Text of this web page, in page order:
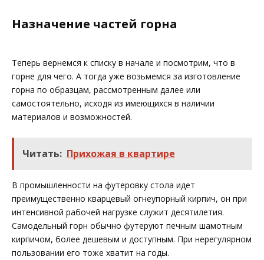
Назначение частей горна
Теперь вернемся к списку в начале и посмотрим, что в
горне для чего. А тогда уже возьмемся за изготовление
горна по образцам, рассмотренным далее или
самостоятельно, исходя из имеющихся в наличии
материалов и возможностей.
Читать: Прихожая в квартире
В промышленности на футеровку стола идет
преимущественно кварцевый огнеупорный кирпич, он при
интенсивной рабочей нагрузке служит десятилетия.
Самодельный горн обычно футеруют печным шамотным
кирпичом, более дешевым и доступным. При нерегулярном
пользовании его тоже хватит на годы.